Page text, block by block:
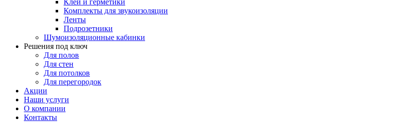
Клей и герметики
Комплекты для звукоизоляции
Ленты
Подрозетники
Шумоизоляционные кабинки
Решения под ключ
Для полов
Для стен
Для потолков
Для перегородок
Акции
Наши услуги
О компании
Контакты